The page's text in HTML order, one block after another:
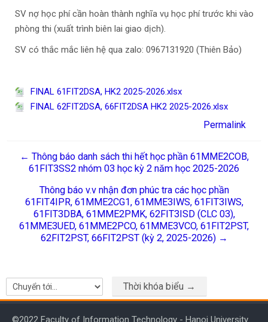
SV nợ học phí cần hoàn thành nghĩa vụ học phí trước khi vào
phòng thi (xuất trình biên lai giao dịch).
SV có thắc mắc liên hệ qua zalo: 0967131920 (Thiên Bảo)
FINAL 61FIT2DSA, HK2 2025-2026.xlsx
FINAL 62FIT2DSA, 66FIT2DSA HK2 2025-2026.xlsx
Permalink
← Thông báo danh sách thi hết học phần 61MME2COB,
61FIT3SS2 nhóm 03 học kỳ 2 năm học 2025-2026
Thông báo v.v nhận đơn phúc tra các học phần
61FIT4IPR, 61MME2CG1, 61MME3IWS, 61FIT3IWS,
61FIT3DBA, 61MME2PMK, 62FIT3ISD (CLC 03),
61MME3UED, 61MME2PCO, 61MME3VCO, 61FIT2PST,
62FIT2PST, 66FIT2PST (kỳ 2, 2025-2026) →
Chuyển tới... Thời khóa biểu →
©2022 Faculty of Information Technology - Hanoi University